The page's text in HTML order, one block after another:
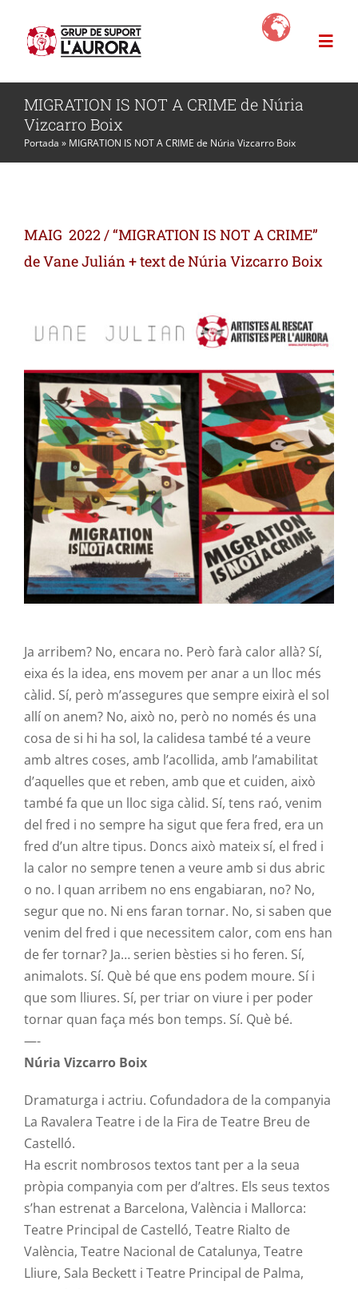
content
L’Aurora
Projectes
Com ajudar?
Contacte
MIGRATION IS NOT A CRIME de Núria
Vizcarro Boix
Portada » MIGRATION IS NOT A CRIME de Núria Vizcarro Boix
MAIG 2022 / “MIGRATION IS NOT A CRIME”
de Vane Julián + text de Núria Vizcarro Boix
Ja arribem? No, encara no. Però farà calor allà? Sí,
eixa és la idea, ens movem per anar a un lloc més
càlid. Sí, però m’assegures que sempre eixirà el sol
allí on anem? No, això no, però no només és una
cosa de si hi ha sol, la calidesa també té a veure
amb altres coses, amb l’acollida, amb l’amabilitat
d’aquelles que et reben, amb que et cuiden, això
també fa que un lloc siga càlid. Sí, tens raó, venim
del fred i no sempre ha sigut que fera fred, era un
fred d’un altre tipus. Doncs això mateix sí, el fred i
la calor no sempre tenen a veure amb si dus abric
o no. I quan arribem no ens engabiaran, no? No,
segur que no. Ni ens faran tornar. No, si saben que
venim del fred i que necessitem calor, com ens han
de fer tornar? Ja… serien bèsties si ho feren. Sí,
animalots. Sí. Què bé que ens podem moure. Sí i
que som lliures. Sí, per triar on viure i per poder
tornar quan faça més bon temps. Sí. Què bé.
—-
Núria Vizcarro Boix
Dramaturga i actriu. Cofundadora de la companyia
La Ravalera Teatre i de la Fira de Teatre Breu de
Castelló.
Ha escrit nombrosos textos tant per a la seua
pròpia companyia com per d’altres. Els seus textos
s’han estrenat a Barcelona, València i Mallorca:
Teatre Principal de Castelló, Teatre Rialto de
València, Teatre Nacional de Catalunya, Teatre
Lliure, Sala Beckett i Teatre Principal de Palma,